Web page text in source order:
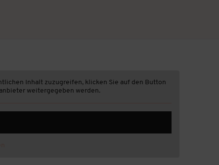
Inhalt zuzugreifen, klicken Sie auf den Button
weitergegeben werden.